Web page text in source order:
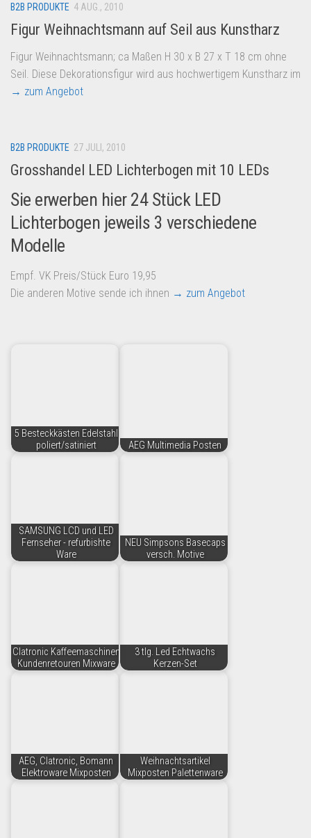
B2B PRODUKTE 4 AUG., 2010
Figur Weihnachtsmann auf Seil aus Kunstharz
Figur Weihnachtsmann; ca Maßen H 30 x B 27 x T 18 cm ohne
Seil. Diese Dekorationsfigur wird aus hochwertigem Kunstharz im
→ zum Angebot
B2B PRODUKTE 27 JULI, 2010
Grosshandel LED Lichterbogen mit 10 LEDs
Sie erwerben hier 24 Stück LED
Lichterbogen jeweils 3 verschiedene
Modelle
Empf. VK Preis/Stück Euro 19,95
Die anderen Motive sende ich ihnen → zum Angebot
5 Besteckkästen Edelstahl
poliert/satiniert
AEG Multimedia Posten
SAMSUNG LCD und LED
Fernseher - refurbishte
Ware
NEU Simpsons Basecaps
versch. Motive
Clatronic Kaffeemaschinen
Kundenretouren Mixware
3 tlg. Led Echtwachs
Kerzen-Set
AEG, Clatronic, Bomann
Elektroware Mixposten
Weihnachtsartikel
Mixposten Palettenware